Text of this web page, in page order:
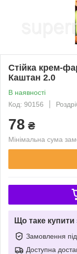
Стійка крем-
Каштан 2.0
В наявності
Код: 90156
78 ₴
Мінімальна сума
Що таке
Замовлення
Доступна